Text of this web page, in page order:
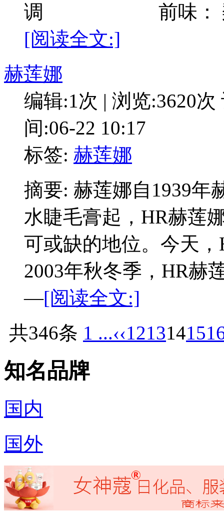
调 前味： 梨子
[阅读全文:]
赫莲娜
编辑:1次 | 浏览:3620次
间:06-22 10:17
标签: 赫莲娜
摘要: 赫莲娜自1939年
水睫毛膏起，HR赫莲
可或缺的地位。今天
2003年秋冬季，HR赫
—[阅读全文:]
共346条 1 ...‹‹12131415
知名品牌
国内
国外